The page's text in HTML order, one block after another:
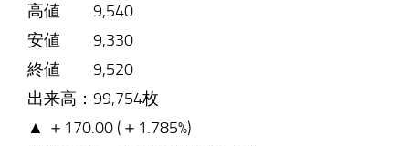
高値 9,540
安値 9,330
終値 9,520
出来高：99,754枚
▲ ＋170.00 (＋1.785%)